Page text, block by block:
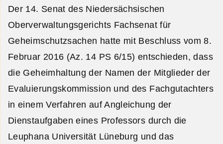
Der 14. Senat des Niedersächsischen
Oberverwaltungsgerichts Fachsenat für
Geheimschutzsachen hatte mit Beschluss vom 8.
Februar 2016 (Az. 14 PS 6/15) entschieden, dass
die Geheimhaltung der Namen der Mitglieder der
Evaluierungskommission und des Fachgutachters
in einem Verfahren auf Angleichung der
Dienstaufgaben eines Professors durch die
Leuphana Universität Lüneburg und das